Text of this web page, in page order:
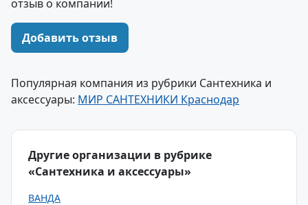
отзыв о компании!
Добавить отзыв
Популярная компания из рубрики Сантехника и
аксессуары: МИР САНТЕХНИКИ Краснодар
Другие организации в рубрике
«Сантехника и аксессуары»
ВАНДА